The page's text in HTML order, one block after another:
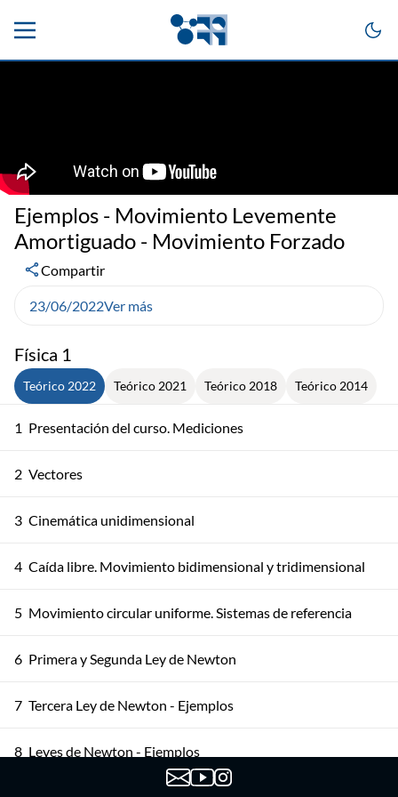
Física 1
Teórico 2022 Teórico 2021 Teórico 2018 Teórico 2014
1 Presentación del curso. Mediciones
2 Vectores
3 Cinemática unidimensional
4 Caída libre. Movimiento bidimensional y tridimensional
5 Movimiento circular uniforme. Sistemas de referencia
6 Primera y Segunda Ley de Newton
7 Tercera Ley de Newton - Ejemplos
8 Leyes de Newton - Ejemplos
Ejemplos - Movimiento Levemente
Amortiguado - Movimiento Forzado
Compartir
23/06/2022Ver más